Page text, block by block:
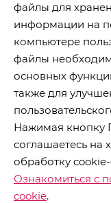
2026 ©
хозяйственными
Толбухина
файлы для
информации на
компьютере
файлы
основных
также для
Нажимая кнопку
соглашаетесь на
обработку
Ознакомиться с
cookie.